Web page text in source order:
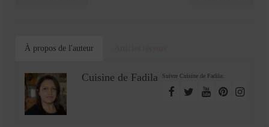
À propos de l'auteur
Suivre Cuisine de Fadila:
Cuisine de Fadila